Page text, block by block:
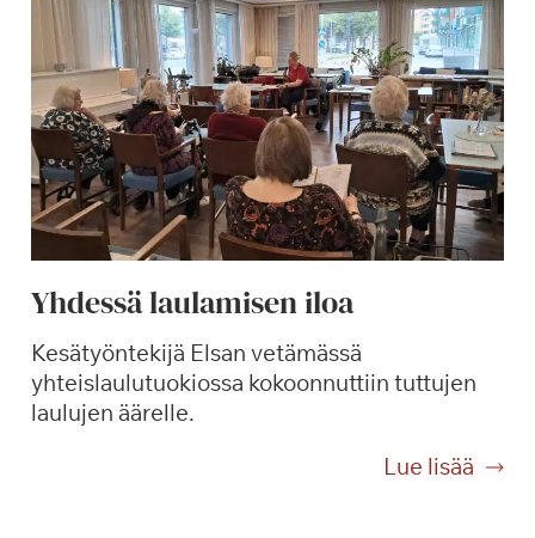
Yhdessä laulamisen iloa
Kesätyöntekijä Elsan vetämässä
yhteislaulutuokiossa kokoonnuttiin tuttujen
laulujen äärelle.
Lue lisää
Y